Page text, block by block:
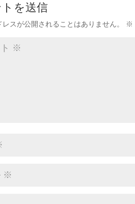
を送信
レスが公開されることはありません。 ※